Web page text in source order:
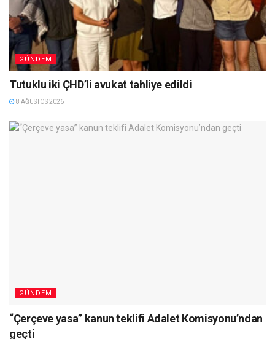
GÜNDEM
Tutuklu iki ÇHD’li avukat tahliye edildi
8 AĞUSTOS 2026
GÜNDEM
“Çerçeve yasa” kanun teklifi Adalet Komisyonu’ndan
geçti